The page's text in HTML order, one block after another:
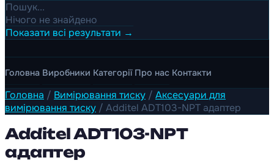
Пошук...
Нічого не знайдено
Показати всі результати →
Головна Виробники Категорії Про нас Контакти
Головна / Вимірювання тиску / Аксесуари для
вимірювання тиску / Additel ADT103-NPT адаптер
Additel ADT103-NPT
адаптер